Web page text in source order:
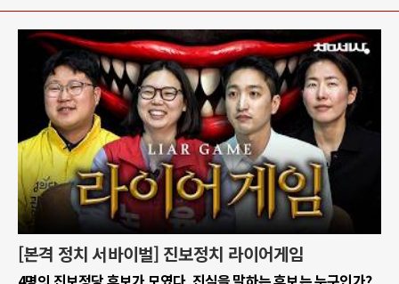
[본격 정치 서바이벌] 진보정치 라이어게임